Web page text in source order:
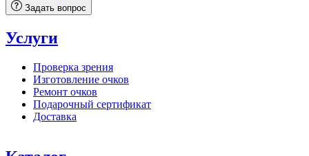
Задать вопрос
Услуги
Проверка зрения
Изготовление очков
Ремонт очков
Подарочный сертификат
Доставка